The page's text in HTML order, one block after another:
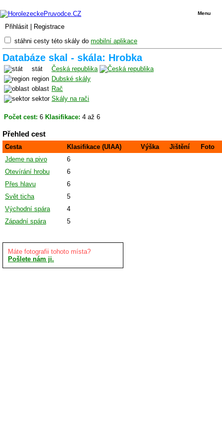
Přihlásit Registrace
Menu
stáhni cesty této skály do mobilní aplikace
Databáze skal - skála: Hrobka
stát
Česká republika
region Dubské skály
oblast Rač
sektor Skály na rači
Počet cest: 6 Klasifikace: 4 až 6
Přehled cest
Cesta Klasifikace (UIAA) Výška Jištění
Foto
Jdeme na pivo
6
Otevírání hrobu
6
Přes hlavu
6
Svět ticha
5
Východní spára
4
Západní spára
5
Máte fotografii tohoto místa?
Pošlete nám ji.